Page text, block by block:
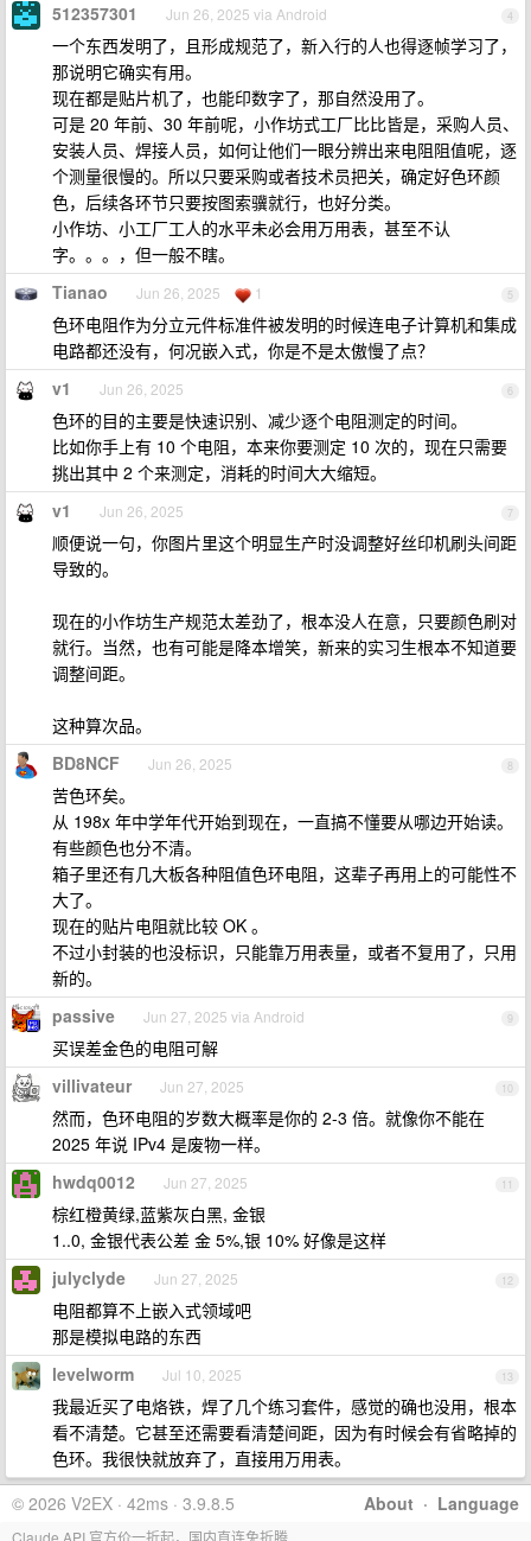
4
512357301 Jun 26, 2025 via Android
一个东西发明了，且形成规范了，新入行的人也得逐帧学习了，
那说明它确实有用。
现在都是贴片机了，也能印数字了，那自然没用了。
可是 20 年前、30 年前呢，小作坊式工厂比比皆是，采购人员、
安装人员、焊接人员，如何让他们一眼分辨出来电阻阻值呢，逐
个测量很慢的。所以只要采购或者技术员把关，确定好色环颜
色，后续各环节只要按图索骥就行，也好分类。
小作坊、小工厂工人的水平未必会用万用表，甚至不认
字。。。，但一般不瞎。
5
Tianao Jun 26, 2025 1
色环电阻作为分立元件标准件被发明的时候连电子计算机和集成
电路都还没有，何况嵌入式，你是不是太傲慢了点？
6
v1 Jun 26, 2025
色环的目的主要是快速识别、减少逐个电阻测定的时间。
比如你手上有 10 个电阻，本来你要测定 10 次的，现在只需要
挑出其中 2 个来测定，消耗的时间大大缩短。
7
v1 Jun 26, 2025
顺便说一句，你图片里这个明显生产时没调整好丝印机刷头间距
导致的。
现在的小作坊生产规范太差劲了，根本没人在意，只要颜色刷对
就行。当然，也有可能是降本增笑，新来的实习生根本不知道要
调整间距。
这种算次品。
8
BD8NCF Jun 26, 2025
苦色环矣。
从 198x 年中学年代开始到现在，一直搞不懂要从哪边开始读。
有些颜色也分不清。
箱子里还有几大板各种阻值色环电阻，这辈子再用上的可能性不
大了。
现在的贴片电阻就比较 OK 。
不过小封装的也没标识，只能靠万用表量，或者不复用了，只用
新的。
9
passive Jun 27, 2025 via Android
买误差金色的电阻可解
10
villivateur Jun 27, 2025
然而，色环电阻的岁数大概率是你的 2-3 倍。就像你不能在
2025 年说 IPv4 是废物一样。
11
hwdq0012 Jun 27, 2025
棕红橙黄绿,蓝紫灰白黑, 金银
1..0, 金银代表公差 金 5%,银 10% 好像是这样
12
julyclyde Jun 27, 2025
电阻都算不上嵌入式领域吧
那是模拟电路的东西
13
levelworm Jul 10, 2025
我最近买了电烙铁，焊了几个练习套件，感觉的确也没用，根本
看不清楚。它甚至还需要看清楚间距，因为有时候会有省略掉的
色环。我很快就放弃了，直接用万用表。
About · Language
© 2026 V2EX · 42ms · 3.9.8.5
Claude API 官方价一折起，国内直连免折腾